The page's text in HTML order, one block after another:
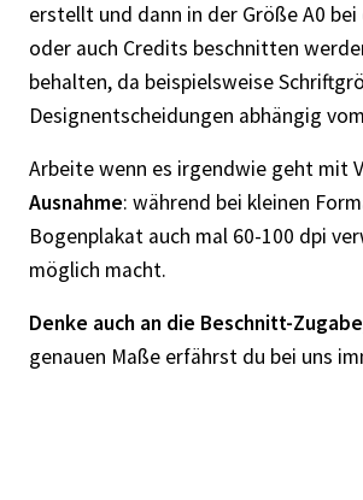
erstellt und dann in der Größe A0
oder auch Credits beschnitten
behalten, da beispielsweise
Designentscheidungen abhängig
Arbeite wenn es irgendwie geht mit
Ausnahme: während bei kleinen
Bogenplakat auch mal 60-100 dpi
möglich macht.
Denke auch an die Beschnitt-Zugabe
genauen Maße erfährst du bei uns